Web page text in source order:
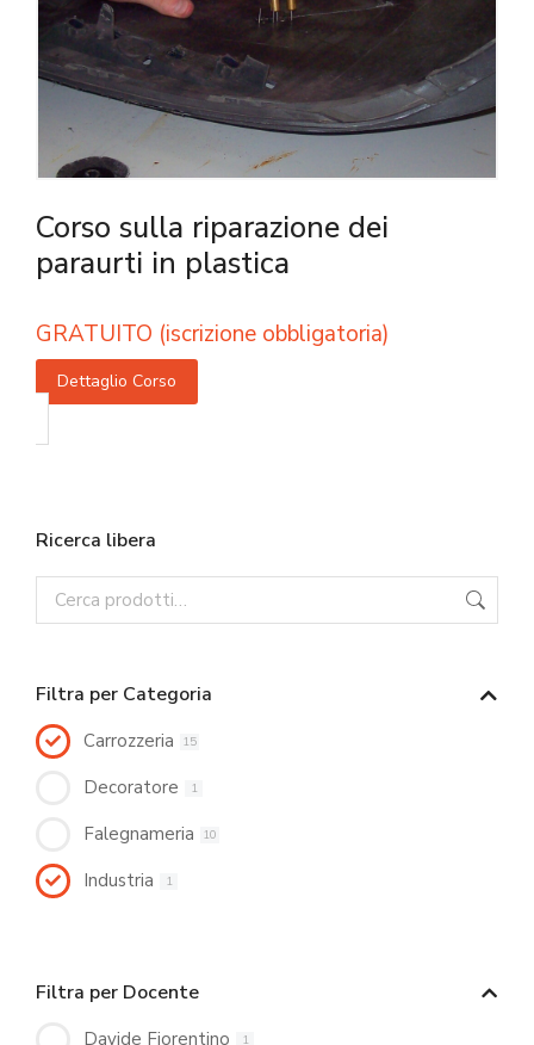
Corso sulla riparazione dei
paraurti in plastica
GRATUITO (iscrizione obbligatoria)
Dettaglio Corso
Ricerca libera
Filtra per Categoria
Carrozzeria 15
Decoratore 1
Falegnameria 10
Industria 1
Filtra per Docente
Davide Fiorentino 1